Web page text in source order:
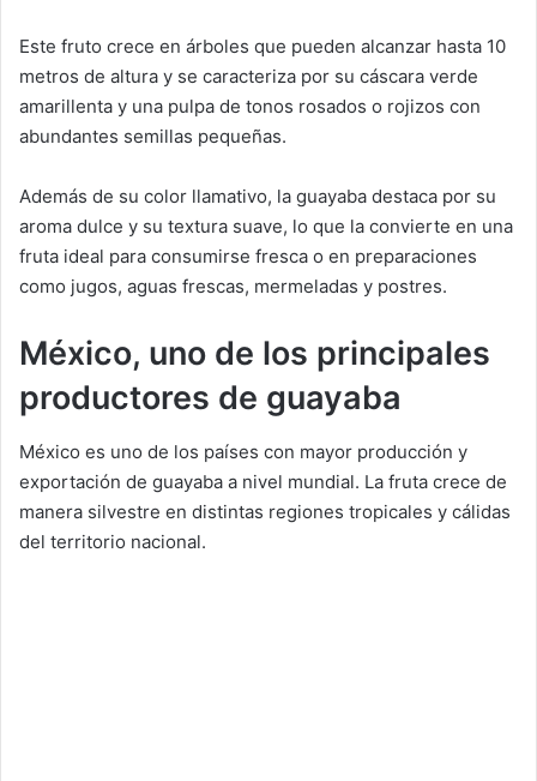
Este fruto crece en árboles que pueden alcanzar hasta 10
metros de altura y se caracteriza por su cáscara verde
amarillenta y una pulpa de tonos rosados o rojizos con
abundantes semillas pequeñas.
Además de su color llamativo, la guayaba destaca por su
aroma dulce y su textura suave, lo que la convierte en una
fruta ideal para consumirse fresca o en preparaciones
como jugos, aguas frescas, mermeladas y postres.
México, uno de los principales
productores de guayaba
México es uno de los países con mayor producción y
exportación de guayaba a nivel mundial. La fruta crece de
manera silvestre en distintas regiones tropicales y cálidas
del territorio nacional.